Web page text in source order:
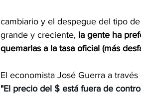
cambiario y el despegue del tipo
grande y creciente, la gente ha
quemarlas a la tasa oficial (más
El economista José Guerra a
"El precio del $ está fuera de